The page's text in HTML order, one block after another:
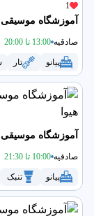
1
آموزشگاه موسیقی
صادقیه 13:00 تا 20:00
پیانو تار
آموزشگاه موسیقی
صادقیه 10:00 تا 21:30
پیانو تنبک